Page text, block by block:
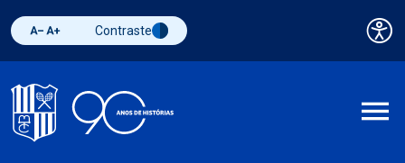
Diminuir fonte
Aumentar fonteAlternar contraste
Contraste